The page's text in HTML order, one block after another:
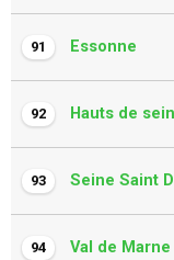
91 Essonne
92 Hauts de
93 Seine Saint
94 Val de Marne